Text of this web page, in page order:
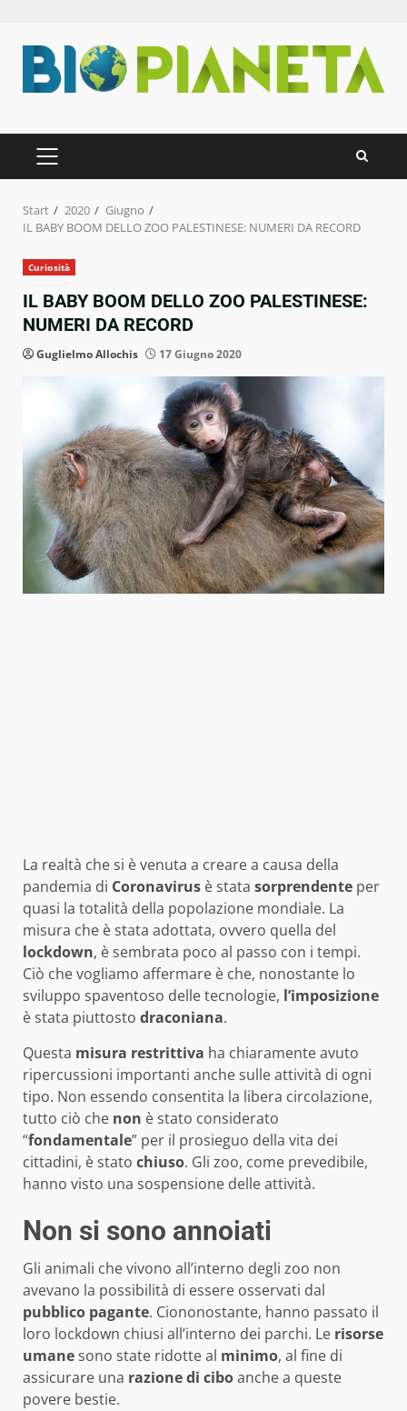
Inhalt
springen
PRIMÄRES
MENÜ
Start 2020
Giugno
IL BABY BOOM DELLO ZOO PALESTINESE: NUMERI DA RECORD
Curiosità
IL BABY BOOM DELLO ZOO PALESTINESE:
NUMERI DA RECORD
Guglielmo Allochis 17 Giugno 2020
La realtà che si è venuta a creare a causa della
pandemia di Coronavirus è stata sorprendente per
quasi la totalità della popolazione mondiale. La
misura che è stata adottata, ovvero quella del
lockdown, è sembrata poco al passo con i tempi.
Ciò che vogliamo affermare è che, nonostante lo
sviluppo spaventoso delle tecnologie, l’imposizione
è stata piuttosto draconiana.
Questa misura restrittiva ha chiaramente avuto
ripercussioni importanti anche sulle attività di ogni
tipo. Non essendo consentita la libera circolazione,
tutto ciò che non è stato considerato
“fondamentale” per il prosieguo della vita dei
cittadini, è stato chiuso. Gli zoo, come prevedibile,
hanno visto una sospensione delle attività.
Non si sono annoiati
Gli animali che vivono all’interno degli zoo non
avevano la possibilità di essere osservati dal
pubblico pagante. Ciononostante, hanno passato il
loro lockdown chiusi all’interno dei parchi. Le risorse
umanesono state ridotte al minimo, al fine di
assicurare una razionedi ciboanche a queste
povere bestie.